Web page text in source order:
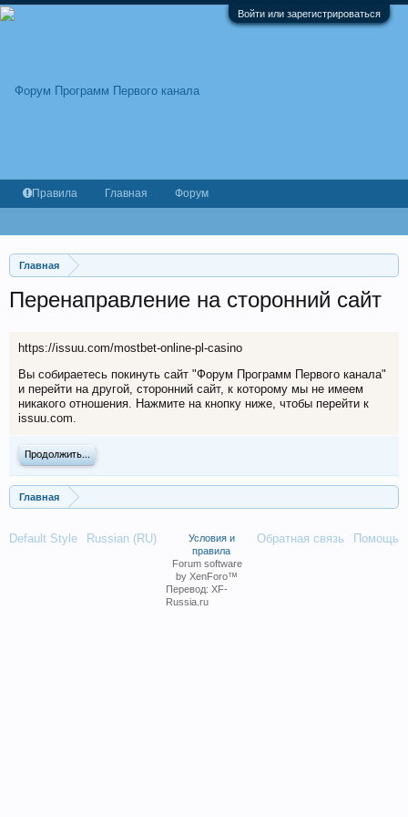
Войти или зарегистрироваться
Главная
Перенаправление на сторонний сайт
https://issuu.com/mostbet-online-pl-casino
Вы собираетесь покинуть сайт "Форум Программ Первого канала"
и перейти на другой, сторонний сайт, к которому мы не имеем
никакого отношения. Нажмите на кнопку ниже, чтобы перейти к
issuu.com.
Продолжить...
Главная
Правила Главная Форум
Default Style Russian (RU) Обратная связь Помощь
Условия и
правила
Forum software
by XenForo™
Перевод: XF-
Russia.ru